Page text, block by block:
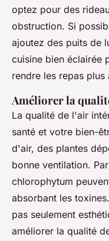
optez pour des
obstruction. Si
ajoutez des puits de
cuisine bien éclairée
rendre les repas
Améliorer la
La qualité de l'air
santé et votre bien-
d'air, des plantes
bonne ventilation.
chlorophytum
absorbant les toxines.
pas seulement
améliorer la qualité